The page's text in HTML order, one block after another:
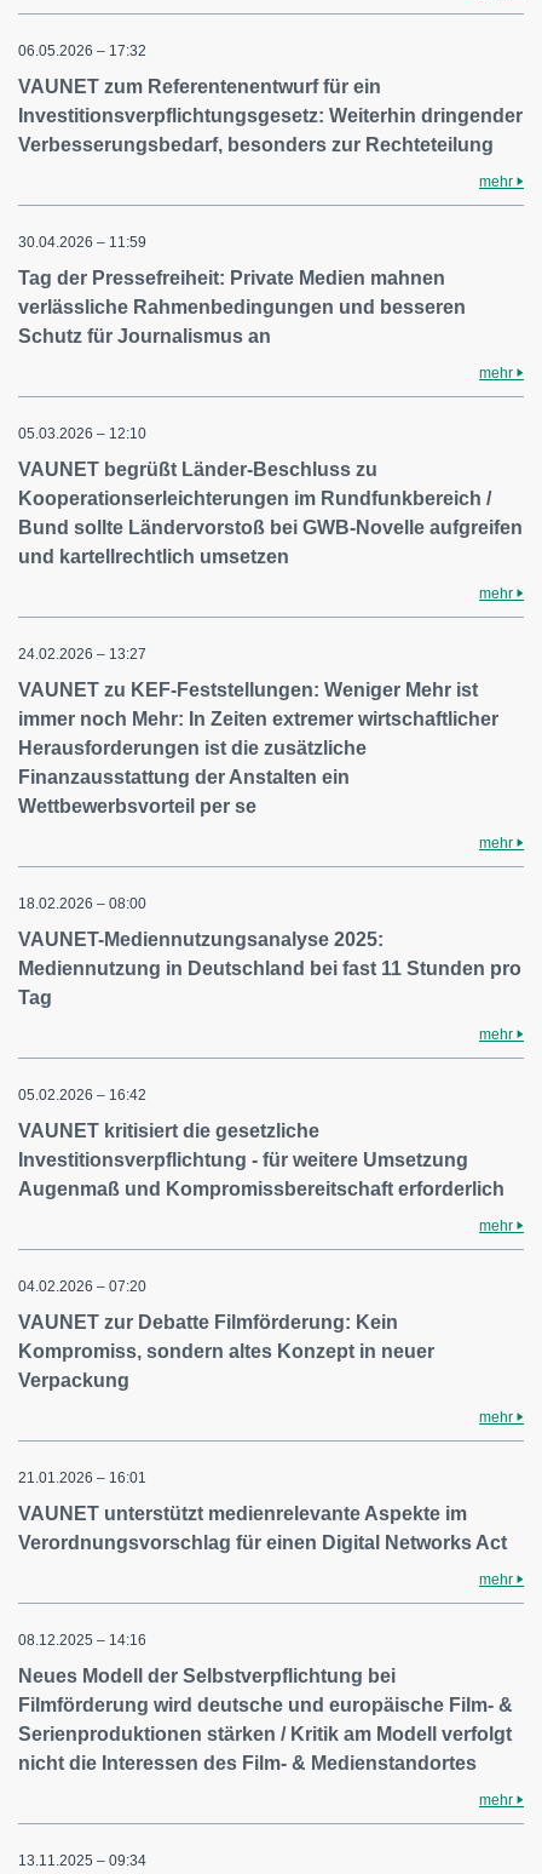
06.05.2026 – 17:32
VAUNET zum Referentenentwurf für ein
Investitionsverpflichtungsgesetz: Weiterhin dringender
Verbesserungsbedarf, besonders zur Rechteteilung
mehr
30.04.2026 – 11:59
Tag der Pressefreiheit: Private Medien mahnen
verlässliche Rahmenbedingungen und besseren
Schutz für Journalismus an
mehr
05.03.2026 – 12:10
VAUNET begrüßt Länder-Beschluss zu
Kooperationserleichterungen im Rundfunkbereich /
Bund sollte Ländervorstoß bei GWB-Novelle aufgreifen
und kartellrechtlich umsetzen
mehr
24.02.2026 – 13:27
VAUNET zu KEF-Feststellungen: Weniger Mehr ist
immer noch Mehr: In Zeiten extremer wirtschaftlicher
Herausforderungen ist die zusätzliche
Finanzausstattung der Anstalten ein
Wettbewerbsvorteil per se
mehr
18.02.2026 – 08:00
VAUNET-Mediennutzungsanalyse 2025:
Mediennutzung in Deutschland bei fast 11 Stunden pro
Tag
mehr
05.02.2026 – 16:42
VAUNET kritisiert die gesetzliche
Investitionsverpflichtung - für weitere Umsetzung
Augenmaß und Kompromissbereitschaft erforderlich
mehr
04.02.2026 – 07:20
VAUNET zur Debatte Filmförderung: Kein
Kompromiss, sondern altes Konzept in neuer
Verpackung
mehr
21.01.2026 – 16:01
VAUNET unterstützt medienrelevante Aspekte im
Verordnungsvorschlag für einen Digital Networks Act
mehr
08.12.2025 – 14:16
Neues Modell der Selbstverpflichtung bei
Filmförderung wird deutsche und europäische Film- &
Serienproduktionen stärken / Kritik am Modell verfolgt
nicht die Interessen des Film- & Medienstandortes
mehr
13.11.2025 – 09:34